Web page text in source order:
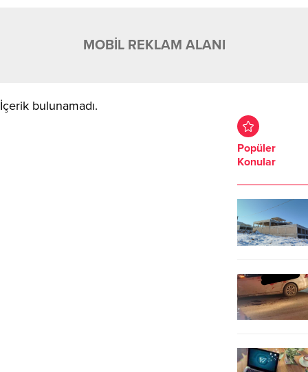
MOBİL REKLAM ALANI
İçerik bulunamadı.
Popüler
Konular